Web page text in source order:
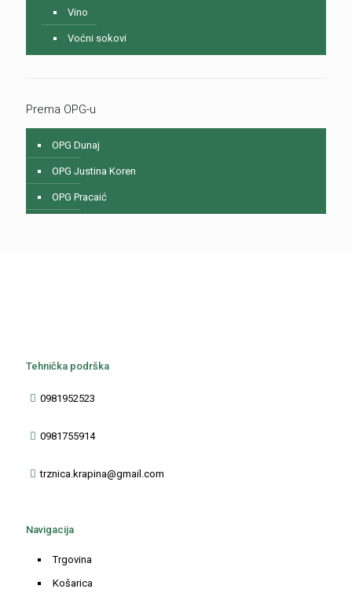
Vino
Voćni sokovi
Prema OPG-u
OPG Dunaj
OPG Justina Koren
OPG Pracaić
Tehnička podrška
0981952523
0981755914
trznica.krapina@gmail.com
Navigacija
Trgovina
Košarica